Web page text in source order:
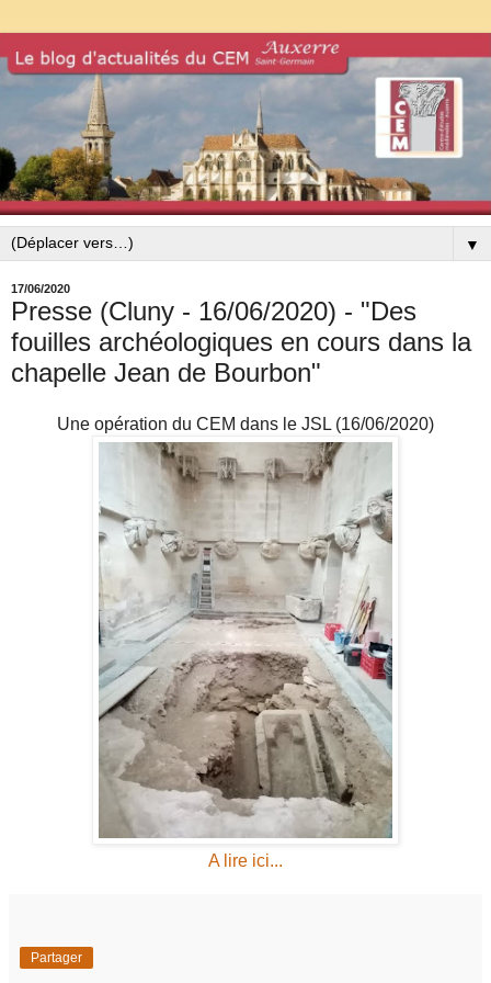
▼
17/06/2020
Presse (Cluny - 16/06/2020) - "Des
fouilles archéologiques en cours dans la
chapelle Jean de Bourbon"
Une opération du CEM dans le JSL (16/06/2020)
A lire ici...
Partager